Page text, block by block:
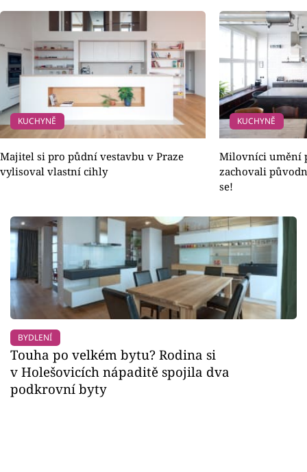
KUCHYNĚ
Majitel si pro půdní vestavbu v Praze
vylisoval vlastní cihly
KUCHYNĚ
Milovníci umění
zachovali
se!
BYDLENÍ
Touha po velkém bytu? Rodina si
v Holešovicích nápaditě spojila dva
podkrovní byty